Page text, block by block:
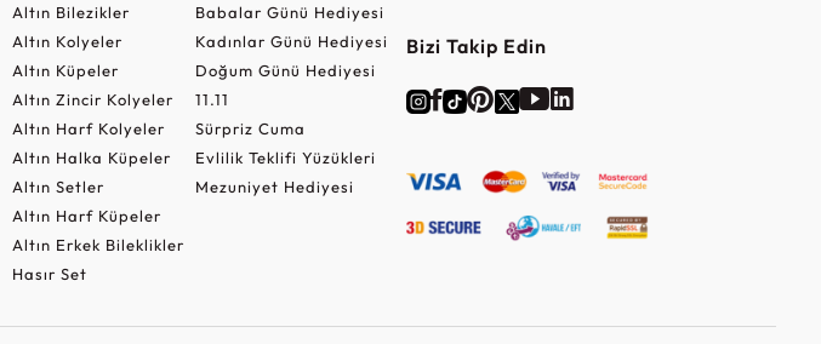
Altın Bilezikler
Altın Kolyeler
Altın Küpeler
Altın Zincir Kolyeler
Altın Harf Kolyeler
Altın Halka Küpeler
Altın Setler
Altın Harf Küpeler
Altın Erkek Bileklikler
Hasır Set
Babalar Günü Hediyesi
Kadınlar Günü Hediyesi
Doğum Günü Hediyesi
11.11
Sürpriz Cuma
Evlilik Teklifi Yüzükleri
Mezuniyet Hediyesi
Bizi Takip Edin